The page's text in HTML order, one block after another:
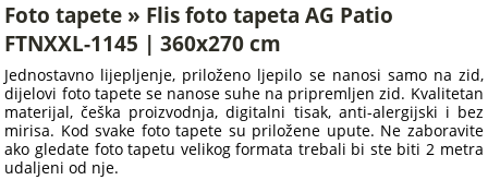
Foto tapete » Flis foto tapeta AG Patio
FTNXXL-1145 | 360x270 cm
Jednostavno lijepljenje, priloženo ljepilo se nanosi samo na zid,
dijelovi foto tapete se nanose suhe na pripremljen zid. Kvalitetan
materijal, češka proizvodnja, digitalni tisak, anti-alergijski i bez
mirisa. Kod svake foto tapete su priložene upute. Ne zaboravite
ako gledate foto tapetu velikog formata trebali bi ste biti 2 metra
udaljeni od nje.